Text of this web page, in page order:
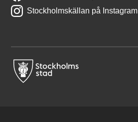
Stockholmskällan på Instagram